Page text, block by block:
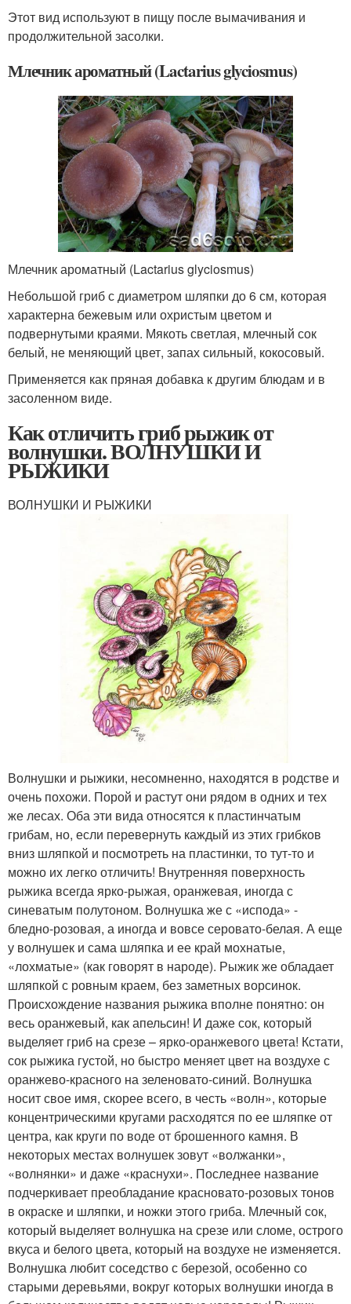
Этот вид используют в пищу после вымачивания и
продолжительной засолки.
Млечник ароматный (Lactarius glyciosmus)
Млечник ароматный (Lactarius glyciosmus)
Небольшой гриб с диаметром шляпки до 6 см, которая
характерна бежевым или охристым цветом и
подвернутыми краями. Мякоть светлая, млечный сок
белый, не меняющий цвет, запах сильный, кокосовый.
Применяется как пряная добавка к другим блюдам и в
засоленном виде.
Как отличить гриб рыжик от
волнушки. ВОЛНУШКИ И
РЫЖИКИ
ВОЛНУШКИ И РЫЖИКИ
Волнушки и рыжики, несомненно, находятся в родстве и
очень похожи. Порой и растут они рядом в одних и тех
же лесах. Оба эти вида относятся к пластинчатым
грибам, но, если перевернуть каждый из этих грибков
вниз шляпкой и посмотреть на пластинки, то тут-то и
можно их легко отличить! Внутренняя поверхность
рыжика всегда ярко-рыжая, оранжевая, иногда с
синеватым полутоном. Волнушка же с «испода» -
бледно-розовая, а иногда и вовсе серовато-белая. А еще
у волнушек и сама шляпка и ее край мохнатые,
«лохматые» (как говорят в народе). Рыжик же обладает
шляпкой с ровным краем, без заметных ворсинок.
Происхождение названия рыжика вполне понятно: он
весь оранжевый, как апельсин! И даже сок, который
выделяет гриб на срезе – ярко-оранжевого цвета! Кстати,
сок рыжика густой, но быстро меняет цвет на воздухе с
оранжево-красного на зеленовато-синий. Волнушка
носит свое имя, скорее всего, в честь «волн», которые
концентрическими кругами расходятся по ее шляпке от
центра, как круги по воде от брошенного камня. В
некоторых местах волнушек зовут «волжанки»,
«волнянки» и даже «краснухи». Последнее название
подчеркивает преобладание красновато-розовых тонов
в окраске и шляпки, и ножки этого гриба. Млечный сок,
который выделяет волнушка на срезе или сломе, острого
вкуса и белого цвета, который на воздухе не изменяется.
Волнушка любит соседство с березой, особенно со
старыми деревьями, вокруг которых волнушки иногда в